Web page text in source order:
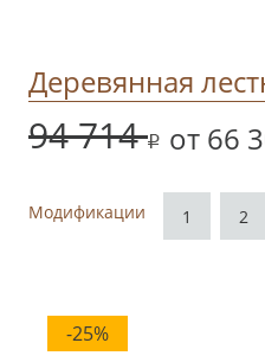
Деревянная
94 714 от 66
Модификации 1 2
-25%